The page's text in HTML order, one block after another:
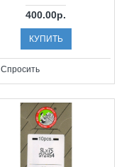
400.00р.
КУПИТЬ
Спросить